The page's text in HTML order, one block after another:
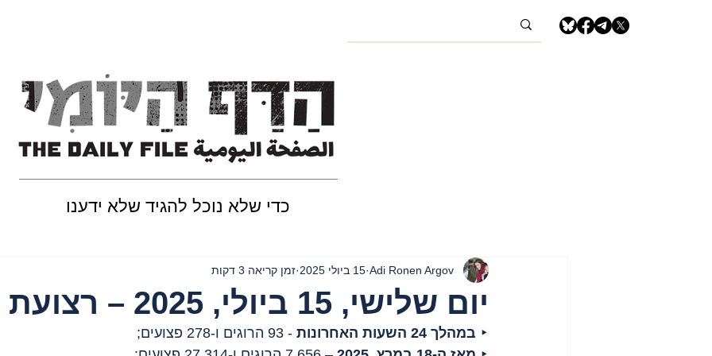
כדי שלא נוכל להגיד שלא ידענו
יום שלישי, 15 ביולי, 2025 – רצועת עזה
Adi Ronen Argov 15 ביולי 2025 זמן קריאה 3 דקות
‣ במהלך 24 השעות האחרונות
- 93 הרוגים ו-278 פצועים;